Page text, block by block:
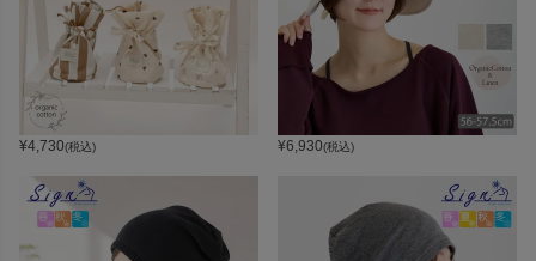
¥4,730(税込) ¥6,930(税込)